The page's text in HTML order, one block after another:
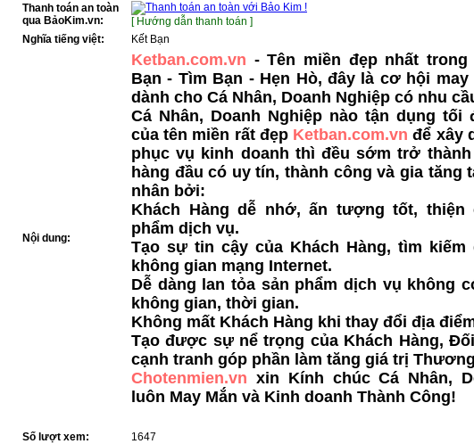
Thanh toán an toàn
qua BảoKim.vn:
[ Hướng dẫn thanh toán ]
Nghĩa tiếng việt:
Kết Bạn
Nội dung:
Ketban.com.vn - Tên miền đẹp nhất
Bạn - Tìm Bạn - Hẹn Hò, đây là cơ hội may
dành cho Cá Nhân, Doanh Nghiệp có nhu
Cá Nhân, Doanh Nghiệp nào tận dụng tối
của tên miền rất đẹp Ketban.com.vn để xây
phục vụ kinh doanh thì đều sớm trở
hàng đầu có uy tín, thành công và gia tăng
nhân bởi:
Khách Hàng dễ nhớ, ấn tượng tốt, thiện
phẩm dịch vụ.
Tạo sự tin cậy của Khách Hàng, tìm kiếm
không gian mạng Internet.
Dễ dàng lan tỏa sản phẩm dịch vụ không
không gian, thời gian.
Không mất Khách Hàng khi thay đổi địa
Tạo được sự nể trọng của Khách Hàng,
cạnh tranh góp phần làm tăng giá trị
Chotenmien.vn xin Kính chúc Cá Nhân,
luôn May Mắn và Kinh doanh Thành Công!
Số lượt xem:
1647